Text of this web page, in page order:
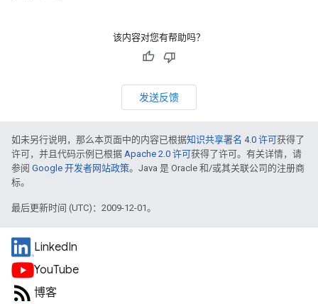
该内容对您有帮助吗？
发送反馈
如未另行说明，那么本页面中的内容已根据知识共享署名 4.0 许可获得了
许可，并且代码示例已根据 Apache 2.0 许可获得了许可。有关详情，请
参阅 Google 开发者网站政策。Java 是 Oracle 和/或其关联公司的注册商
标。
最后更新时间 (UTC)：2009-12-01。
LinkedIn
YouTube
博客